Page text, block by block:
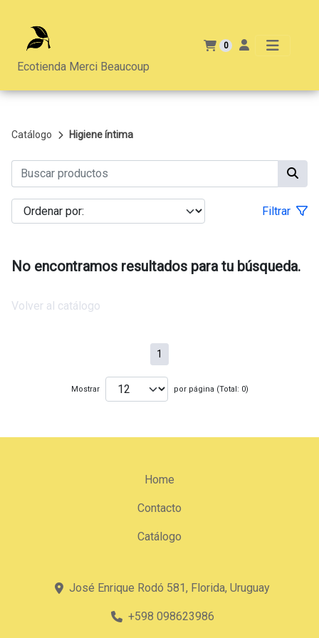
Ecotienda Merci Beaucoup
0
Catálogo Higiene íntima
Filtrar
No encontramos resultados para tu búsqueda.
Volver al catálogo
1
Mostrar por página (Total: 0)
Home
Contacto
Catálogo
José Enrique Rodó 581, Florida, Uruguay
+598 098623986